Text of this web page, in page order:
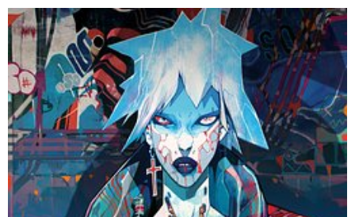
Pobierz